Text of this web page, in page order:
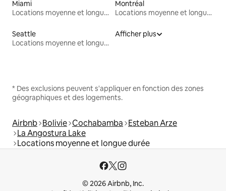
Miami
Locations moyenne et longue durée
Montréal
Locations moyenne et longue durée
Seattle
Locations moyenne et longue durée
Afficher plus
* Des exclusions peuvent s'appliquer en fonction des zones
géographiques et des logements.
Airbnb Bolivie Cochabamba Esteban Arze
La Angostura Lake
Locations moyenne et longue durée
© 2026 Airbnb, Inc.